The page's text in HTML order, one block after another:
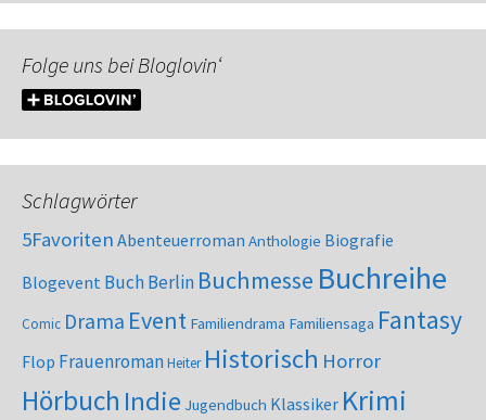
Folge uns bei Bloglovin‘
Schlagwörter
5Favoriten Abenteuerroman Anthologie Biografie
Blogevent Buch Berlin Buchmesse Buchreihe
Comic Drama Event Familiendrama Familiensaga Fantasy
Flop FrauenromanHeiter Historisch Horror
Hörbuch Indie Jugendbuch Klassiker Krimi